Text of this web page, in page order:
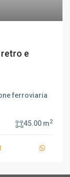
e
ferroviaria
45.00 m2